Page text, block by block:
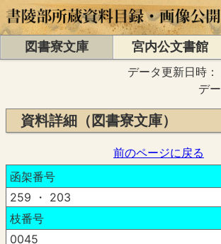
図書寮文庫 宮内公文書館
データ更新日時：
デ
資料詳細（図書寮文庫）
前のページに戻る
函架番号
259 ・ 203
枝番号
0045